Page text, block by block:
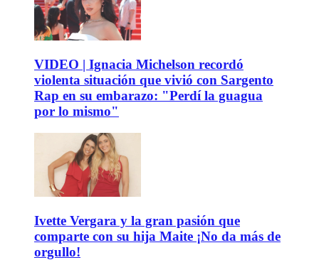
VIDEO | Ignacia Michelson recordó
violenta situación que vivió con Sargento
Rap en su embarazo: "Perdí la guagua
por lo mismo"
Ivette Vergara y la gran pasión que
comparte con su hija Maite ¡No da más de
orgullo!